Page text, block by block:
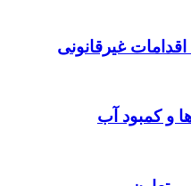
غیرقانونی
و کمبود آب